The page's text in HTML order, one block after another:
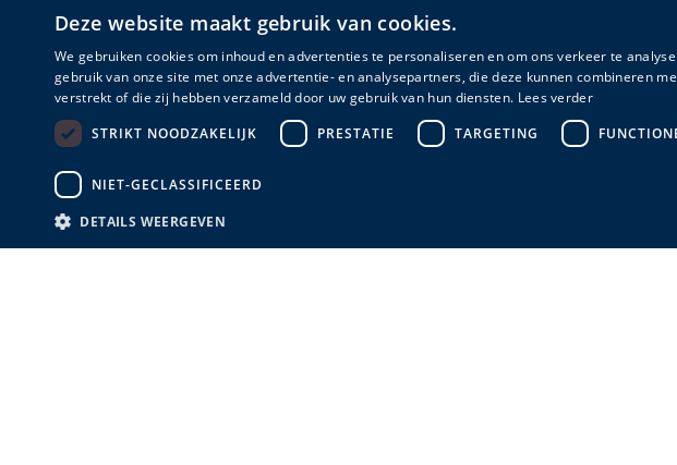
Deze website maakt gebruik van cookies.
We gebruiken cookies om inhoud en advertenties te personaliseren en om ons verkeer te
gebruik van onze site met onze advertentie- en analysepartners, die deze kunnen combineren
verstrekt of die zij hebben verzameld door uw gebruik van hun diensten. Lees verder
STRIKT NOODZAKELIJK
PRESTATIE TARGETING
NIET-GECLASSIFICEERD
DETAILS WEERGEVEN